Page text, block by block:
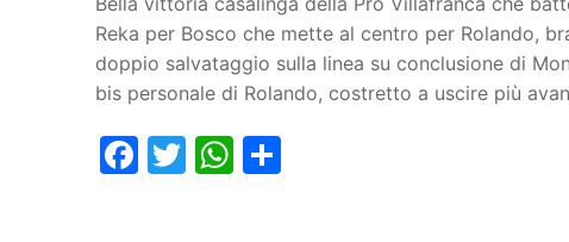
Juniores
Reka per Bosco che mette al centro per Rolando,
doppio salvataggio sulla linea su conclusione di
bis personale di Rolando, costretto a uscire più
Facebook
TwitterWhatsApp